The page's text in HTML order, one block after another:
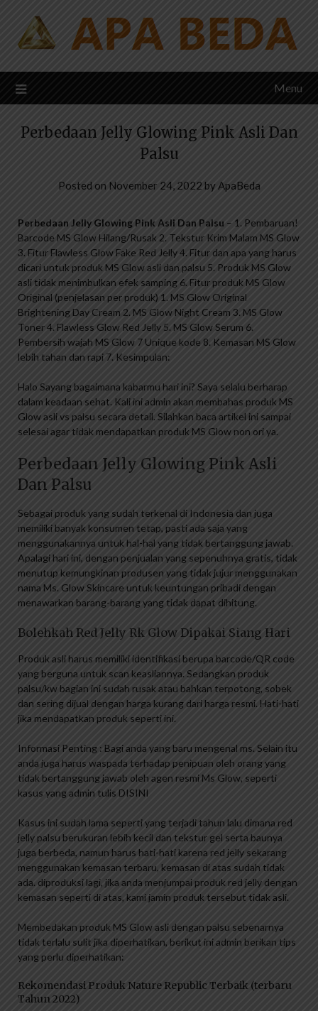
content
Menu
Perbedaan Jelly Glowing Pink Asli Dan
Palsu
Posted on November 24, 2022 byApaBeda
Perbedaan Jelly Glowing Pink Asli Dan Palsu – 1. Pembaruan!
Barcode MS Glow Hilang/Rusak 2. Tekstur Krim Malam MS Glow
3. Fitur Flawless Glow Fake Red Jelly 4. Fitur dan apa yang harus
dicari untuk produk MS Glow asli dan palsu 5. Produk MS Glow
asli tidak menimbulkan efek samping 6. Fitur produk MS Glow
Original (penjelasan per produk) 1. MS Glow Original
Brightening Day Cream 2. MS Glow Night Cream 3. MS Glow
Toner 4. Flawless Glow Red Jelly 5. MS Glow Serum 6.
Pembersih wajah MS Glow 7 Unique kode 8. Kemasan MS Glow
lebih tahan dan rapi 7. Kesimpulan:
Halo Sayang bagaimana kabarmu hari ini? Saya selalu berharap
dalam keadaan sehat. Kali ini admin akan membahas produk MS
Glow asli vs palsu secara detail. Silahkan baca artikel ini sampai
selesai agar tidak mendapatkan produk MS Glow non ori ya.
Perbedaan Jelly Glowing Pink Asli
Dan Palsu
Sebagai produk yang sudah terkenal di Indonesia dan juga
memiliki banyak konsumen tetap, pasti ada saja yang
menggunakannya untuk hal-hal yang tidak bertanggung jawab.
Apalagi hari ini, dengan penjualan yang sepenuhnya gratis, tidak
menutup kemungkinan produsen yang tidak jujur ​​menggunakan
nama Ms. Glow Skincare untuk keuntungan pribadi dengan
menawarkan barang-barang yang tidak dapat dihitung.
Bolehkah Red Jelly Rk Glow Dipakai Siang Hari
Produk asli harus memiliki identifikasi berupa barcode/QR code
yang berguna untuk scan keasliannya. Sedangkan produk
palsu/kw bagian ini sudah rusak atau bahkan terpotong, sobek
dan sering dijual dengan harga kurang dari harga resmi. Hati-hati
jika mendapatkan produk seperti ini.
Informasi Penting : Bagi anda yang baru mengenal ms. Selain itu
anda juga harus waspada terhadap penipuan oleh orang yang
tidak bertanggung jawab oleh agen resmi Ms Glow, seperti
kasus yang admin tulis DISINI
Kasus ini sudah lama seperti yang terjadi tahun lalu dimana red
jelly palsu berukuran lebih kecil dan tekstur gel serta baunya
juga berbeda, namun harus hati-hati karena red jelly sekarang
menggunakan kemasan terbaru, kemasan di atas sudah tidak
ada. diproduksi lagi, jika anda menjumpai produk red jelly dengan
kemasan seperti di atas, kami jamin produk tersebut tidak asli.
Membedakan produk MS Glow asli dengan palsu sebenarnya
tidak terlalu sulit jika diperhatikan, berikut ini admin berikan tips
yang perlu diperhatikan:
Rekomendasi Produk Nature Republic Terbaik (terbaru
Tahun 2022)